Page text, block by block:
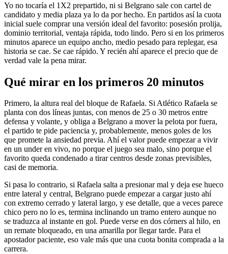
Yo no tocaría el 1X2 prepartido, ni si Belgrano sale con cartel de
candidato y media plaza ya lo da por hecho. En partidos así la cuota
inicial suele comprar una versión ideal del favorito: posesión prolija,
dominio territorial, ventaja rápida, todo lindo. Pero si en los primeros
minutos aparece un equipo ancho, medio pesado para replegar, esa
historia se cae. Se cae rápido. Y recién ahí aparece el precio que de
verdad vale la pena mirar.
Qué mirar en los primeros 20 minutos
Primero, la altura real del bloque de Rafaela. Si Atlético Rafaela se
planta con dos líneas juntas, con menos de 25 o 30 metros entre
defensa y volante, y obliga a Belgrano a mover la pelota por fuera,
el partido te pide paciencia y, probablemente, menos goles de los
que promete la ansiedad previa. Ahí el valor puede empezar a vivir
en un under en vivo, no porque el juego sea malo, sino porque el
favorito queda condenado a tirar centros desde zonas previsibles,
casi de memoria.
Si pasa lo contrario, si Rafaela salta a presionar mal y deja ese hueco
entre lateral y central, Belgrano puede empezar a cargar justo ahí
con extremo cerrado y lateral largo, y ese detalle, que a veces parece
chico pero no lo es, termina inclinando un tramo entero aunque no
se traduzca al instante en gol. Puede verse en dos córners al hilo, en
un remate bloqueado, en una amarilla por llegar tarde. Para el
apostador paciente, eso vale más que una cuota bonita comprada a la
carrera.